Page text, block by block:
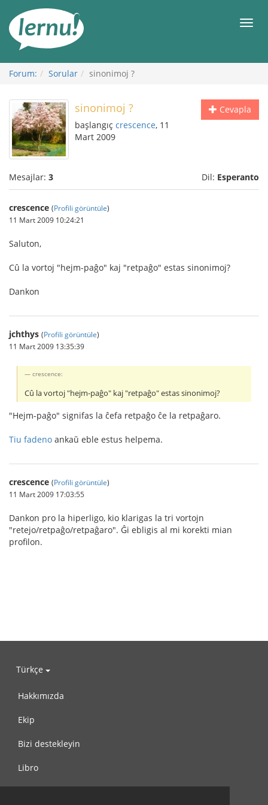
Görüntüleme
Forum: Sorular sinonimoj ?
Cevapla
sinonimoj ?
başlangıç crescence, 11
Mart 2009
Mesajlar: 3 Dil: Esperanto
crescence (Profili görüntüle)
11 Mart 2009 10:24:21
Saluton,
Cû la vortoj "hejm-paĝo" kaj "retpaĝo" estas sinonimoj?
Dankon
jchthys (Profili görüntüle)
11 Mart 2009 13:35:39
crescence:
Cû la vortoj "hejm-paĝo" kaj "retpaĝo" estas sinonimoj?
"Hejm-paĝo" signifas la ĉefa retpaĝo ĉe la retpaĝaro.
Tiu fadeno ankaŭ eble estus helpema.
crescence (Profili görüntüle)
11 Mart 2009 17:03:55
Dankon pro la hiperligo, kio klarigas la tri vortojn
"retejo/retpaĝo/retpaĝaro". Ĝi ebligis al mi korekti mian
profilon.
Türkçe
Hakkımızda
Ekip
Bizi destekleyin
Libro